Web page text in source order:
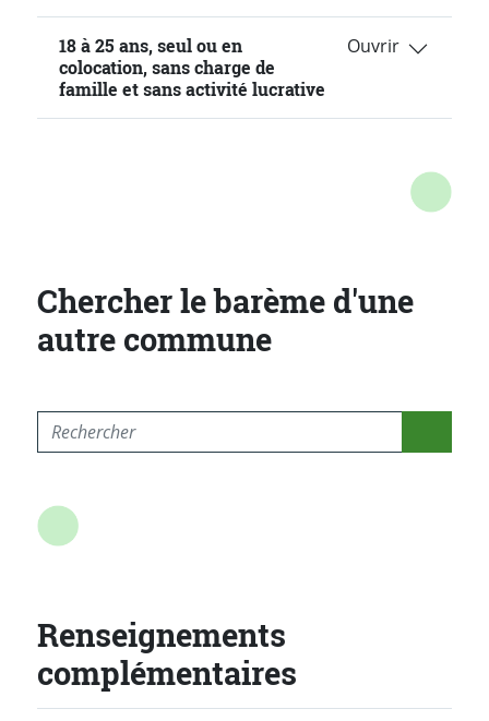
18 à 25 ans, seul ou en
colocation, sans charge de
famille et sans activité lucrative
Chercher le barème d'une
autre commune
Rechercher l'entité compétente selon la commune ou
Renseignements
complémentaires